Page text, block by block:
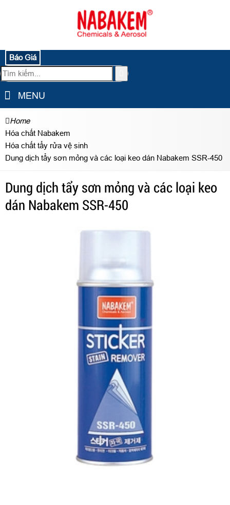
Báo Giá
MENU
Home
Hóa chất Nabakem
Hóa chất tẩy rửa vệ sinh
Dung dịch tẩy sơn mỏng và các loại keo dán Nabakem SSR-450
Dung dịch tẩy sơn mỏng và các loại keo
dán Nabakem SSR-450